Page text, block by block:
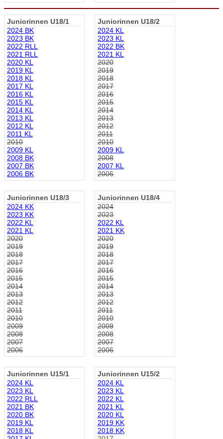
Juniorinnen U18/1
2024 BK
2023 BK
2022 RLL
2021 RLL
2020 KL
2019 KL
2018 KL
2017 KL
2016 KL
2015 KL
2014 KL
2013 KL
2012 KL
2011 KL
2010
2009 KL
2008 BK
2007 BK
2006 BK
Juniorinnen U18/2
2024 KL
2023 KL
2022 BK
2021 KL
2020
2019
2018
2017
2016
2015
2014
2013
2012
2011
2010
2009 KL
2008
2007 KL
2006
Juniorinnen U18/3
2024 KK
2023 KK
2022 KL
2021 KL
2020
2019
2018
2017
2016
2015
2014
2013
2012
2011
2010
2009
2008
2007
2006
Juniorinnen U18/4
2024
2023
2022 KL
2021 KK
2020
2019
2018
2017
2016
2015
2014
2013
2012
2011
2010
2009
2008
2007
2006
Juniorinnen U15/1
2024 KL
2023 KL
2022 RLL
2021 BK
2020 BK
2019 KL
2018 KL
Juniorinnen U15/2
2024 KL
2023 KL
2022 KL
2021 KL
2020 KL
2019 KK
2018 KK